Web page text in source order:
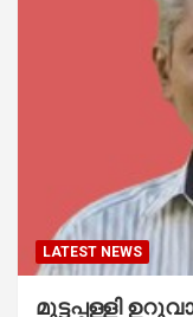
LATEST NEWS
മുട്ടപ്പള്ളി